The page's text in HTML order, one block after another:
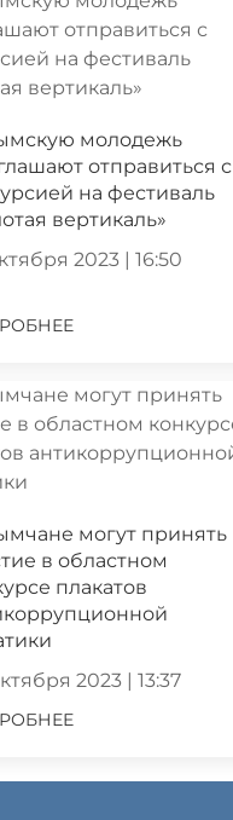
молодежь
отправиться с
на фестиваль
вертикаль»
2023 | 16:50
могут принять
в областном
плакатов
2023 | 13:37